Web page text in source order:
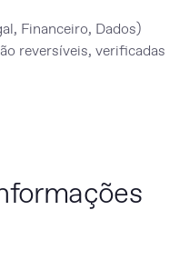
Financeiro, Dados)
reversíveis, verificadas